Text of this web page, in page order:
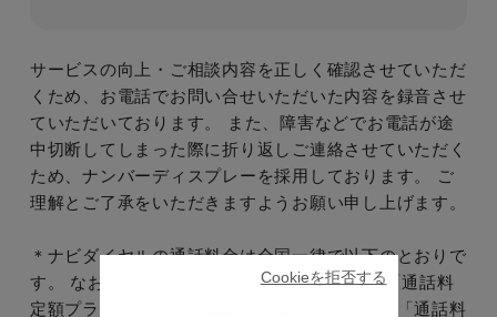
サービスの向上・ご相談内容を正しく確認させていただ
くため、お電話でお問い合せいただいた内容を録音させ
ていただいております。
また、障害などでお電話が途
中切断してしまった際に折り返しご連絡させていただく
ため、ナンバーディスプレーを採用しております。
ご
理解とご了承をいただきますようお願い申し上げます。
＊ナビダイヤルの通話料金は全国一律で以下のとおりで
す。
なお、各携帯通信事業者が提供している「通話料
定額プラン」の対象外となっておりますので、「通話料
Cookieを拒否する